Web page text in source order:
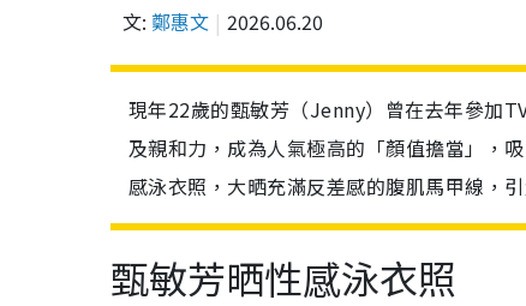
文: 鄭惠文 2026.06.20
現年22歲的甄敏芳（Jenny）曾在去年參加
及親和力，成為人氣極高的「顏值擔當」，
感泳衣照，大晒充滿反差感的腹肌馬甲線，引
甄敏芳晒性感泳衣照